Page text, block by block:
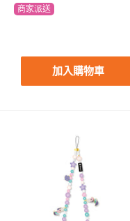
商家派送
加入購物車